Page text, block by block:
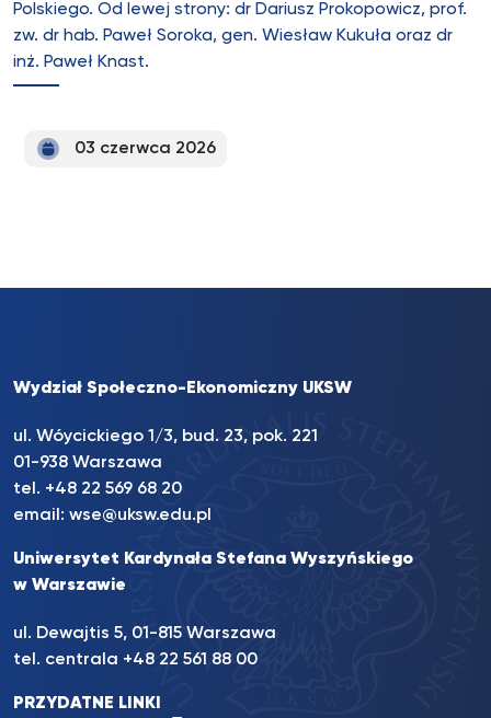
Polskiego. Od lewej strony: dr Dariusz Prokopowicz, prof.
zw. dr hab. Paweł Soroka, gen. Wiesław Kukuła oraz dr
inż. Paweł Knast.
03 czerwca 2026
Wydział Społeczno-Ekonomiczny UKSW
ul. Wóycickiego 1/3, bud. 23, pok. 221
01-938 Warszawa
tel. +48 22 569 68 20
email: wse@uksw.edu.pl
Uniwersytet Kardynała Stefana Wyszyńskiego
w Warszawie
ul. Dewajtis 5, 01-815 Warszawa
tel. centrala +48 22 561 88 00
PRZYDATNE LINKI